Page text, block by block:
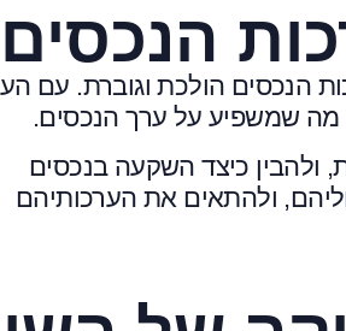
הנכסים
הנכסים הולכת וגוברת. עם
מה שמשפיע על ערך הנכסים.
ולהבין כיצד השקעה בנכסים
ולהתאים את הערכותיהם